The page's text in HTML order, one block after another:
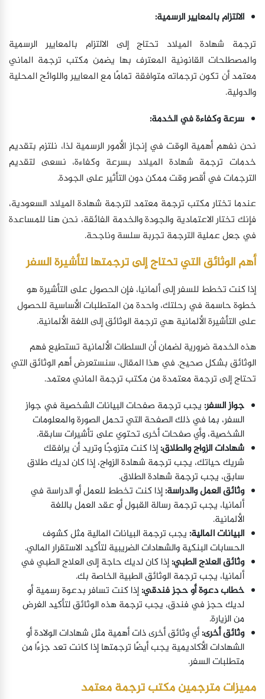
الالتزام بالمعايير الرسمية:
ترجمة شهادة الميلاد تحتاج إلى الالتزام بالمعايير الرسمية
والمصطلحات القانونية المعترف بها يضمن مكتب ترجمة الماني
معتمد أن تكون ترجماته متوافقة تمامًا مع المعايير واللوائح المحلية
والدولية.
سرعة وكفاءة في الخدمة:
نحن نفهم أهمية الوقت في إنجاز الأمور الرسمية لذا، نلتزم بتقديم
خدمات ترجمة شهادة الميلاد بسرعة وكفاءة، نسعى لتقديم
الترجمات في أقصر وقت ممكن دون التأثير على الجودة.
عندما تختار مكتب ترجمة معتمد لترجمة شهادة الميلاد السعودية،
فإنك تختار الاعتمادية والجودة والخدمة الفائقة، نحن هنا للمساعدة
في جعل عملية الترجمة تجربة سلسة وناجحة.
أهم الوثائق التي تحتاج إلى ترجمتها لتأشيرة السفر
إذا كنت تخطط للسفر إلى ألمانيا، فإن الحصول على التأشيرة هو
خطوة حاسمة في رحلتك، واحدة من المتطلبات الأساسية للحصول
على التأشيرة الألمانية هي ترجمة الوثائق إلى اللغة الألمانية.
هذه الخدمة ضرورية لضمان أن السلطات الألمانية تستطيع فهم
الوثائق بشكل صحيح. في هذا المقال، سنستعرض أهم الوثائق التي
تحتاج إلى ترجمة معتمدة من مكتب ترجمة الماني معتمد.
جواز السفر:يجب ترجمة صفحات البيانات الشخصية في جواز
السفر، بما في ذلك الصفحة التي تحمل الصورة والمعلومات
الشخصية، وأي صفحات أخرى تحتوي على تأشيرات سابقة.
شهادات الزواج والطلاق:إذا كنت متزوجًا وتريد أن يرافقك
شريك حياتك، يجب ترجمة شهادة الزواج، إذا كان لديك طلاق
سابق، يجب ترجمة شهادة الطلاق.
وثائق العمل والدراسة:إذا كنت تخطط للعمل أو الدراسة في
ألمانيا، يجب ترجمة رسالة القبول أو عقد العمل باللغة
الألمانية.
البيانات المالية:يجب ترجمة البيانات المالية مثل كشوف
الحسابات البنكية والشهادات الضريبية لتأكيد الاستقرار المالي.
وثائق العلاج الطبي:إذا كان لديك حاجة إلى العلاج الطبي في
ألمانيا، يجب ترجمة الوثائق الطبية الخاصة بك.
خطاب دعوة أو حجز فندقي:إذا كنت تسافر بدعوة رسمية أو
لديك حجز في فندق، يجب ترجمة هذه الوثائق لتأكيد الغرض
من الزيارة.
وثائق أخرى:أي وثائق أخرى ذات أهمية مثل شهادات الولادة أو
الشهادات الأكاديمية يجب أيضًا ترجمتها إذا كانت تعد جزءًا من
متطلبات السفر.
مميزات مترجمين مكتب ترجمة معتمد